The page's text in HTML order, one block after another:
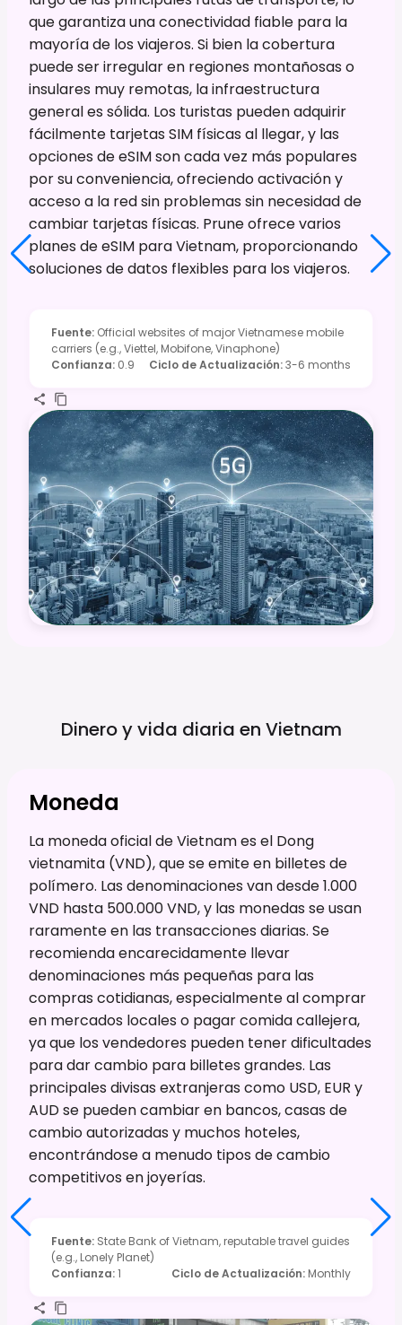
que garantiza una conectividad fiable para la
mayoría de los viajeros. Si bien la cobertura
puede ser irregular en regiones montañosas o
insulares muy remotas, la infraestructura
general es sólida. Los turistas pueden adquirir
fácilmente tarjetas SIM físicas al llegar, y las
opciones de eSIM son cada vez más populares
por su conveniencia, ofreciendo activación y
acceso a la red sin problemas sin necesidad de
cambiar tarjetas físicas. Prune ofrece varios
planes de eSIM para Vietnam, proporcionando
soluciones de datos flexibles para los viajeros.
Fuente: Official websites of major Vietnamese mobile
carriers (e.g., Viettel, Mobifone, Vinaphone)
Confianza: 0.9 Ciclo de Actualización:3-6 months
Dinero y vida diaria en Vietnam
Moneda
La moneda oficial de Vietnam es el Dong
vietnamita (VND), que se emite en billetes de
polímero. Las denominaciones van desde 1.000
VND hasta 500.000 VND, y las monedas se usan
raramente en las transacciones diarias. Se
recomienda encarecidamente llevar
denominaciones más pequeñas para las
compras cotidianas, especialmente al comprar
en mercados locales o pagar comida callejera,
ya que los vendedores pueden tener dificultades
para dar cambio para billetes grandes. Las
principales divisas extranjeras como USD, EUR y
AUD se pueden cambiar en bancos, casas de
cambio autorizadas y muchos hoteles,
encontrándose a menudo tipos de cambio
competitivos en joyerías.
Fuente: State Bank of Vietnam, reputable travel guides
(e.g., Lonely Planet)
Confianza:1 Ciclo de Actualización: Monthly